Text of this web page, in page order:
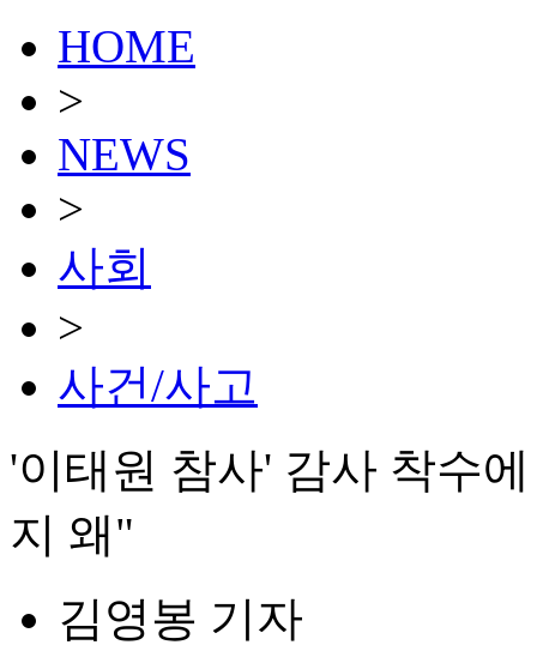
HOME
>
NEWS
>
사회
>
사건/사고
'이태원 참사' 감사 착수
지 왜"
김영봉 기자